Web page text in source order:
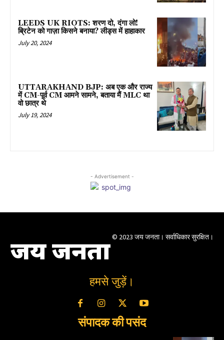
LEEDS UK RIOTS: शरण दो, दंगा लो!
ब्रिटेन को गाज़ा किसने बनाया? लीड्स में हाहाकार
July 20, 2024
UTTARAKHAND BJP: अब एक और राज्य
में CM-पूर्व CM आमने सामने, बताया मैं MLC था
वो छात्र थे
July 19, 2024
- Advertisement -
जय जनता © 2023 जय जनता। सर्वाधिकार सुरक्षित।
हमसे जुड़ें।
संपादक की पसंद